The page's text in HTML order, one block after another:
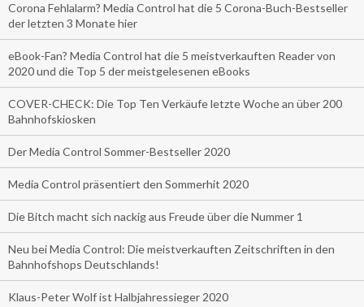
Corona Fehlalarm? Media Control hat die 5 Corona-Buch-Bestseller
der letzten 3 Monate hier
eBook-Fan? Media Control hat die 5 meistverkauften Reader von
2020 und die Top 5 der meistgelesenen eBooks
COVER-CHECK: Die Top Ten Verkäufe letzte Woche an über 200
Bahnhofskiosken
Der Media Control Sommer-Bestseller 2020
Media Control präsentiert den Sommerhit 2020
Die Bitch macht sich nackig aus Freude über die Nummer 1
Neu bei Media Control: Die meistverkauften Zeitschriften in den
Bahnhofshops Deutschlands!
Klaus-Peter Wolf ist Halbjahressieger 2020